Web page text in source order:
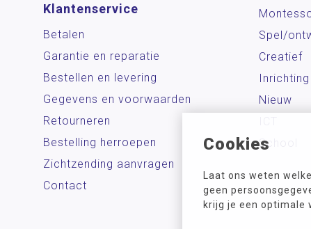
Cookies
Laat ons weten
geen
krijg je een optimale
Klantenservice
Betalen
Garantie en reparatie
Bestellen en levering
Gegevens en voorwaarden
Retourneren
Bestelling herroepen
Zichtzending aanvragen
Contact
Spel/
Creatief
Inrichting
Nieuw
School